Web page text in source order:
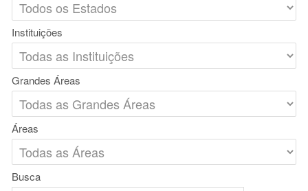
Instituições
Grandes Áreas
Áreas
Busca